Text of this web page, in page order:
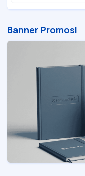
Banner Promosi